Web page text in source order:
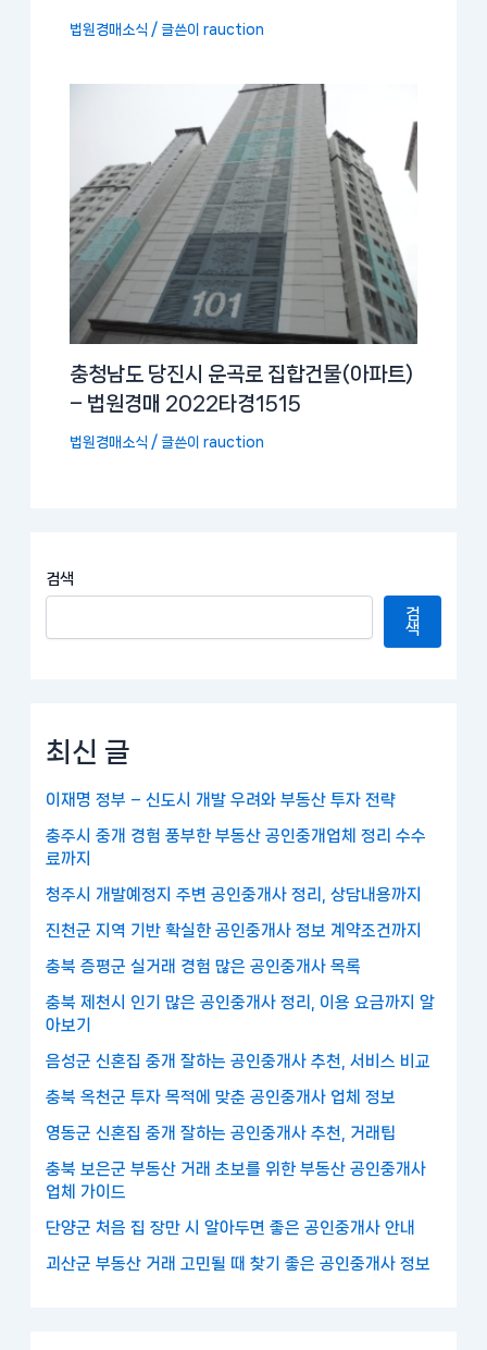
검색
검
색
최신 글
이재명 정부 – 신도시 개발 우려와 부동산 투자 전략
충주시 중개 경험 풍부한 부동산 공인중개업체 정리 수수
료까지
청주시 개발예정지 주변 공인중개사 정리, 상담내용까지
진천군 지역 기반 확실한 공인중개사 정보 계약조건까지
충북 증평군 실거래 경험 많은 공인중개사 목록
충북 제천시 인기 많은 공인중개사 정리, 이용 요금까지 알
아보기
음성군 신혼집 중개 잘하는 공인중개사 추천, 서비스 비교
충북 옥천군 투자 목적에 맞춘 공인중개사 업체 정보
영동군 신혼집 중개 잘하는 공인중개사 추천, 거래팁
충북 보은군 부동산 거래 초보를 위한 부동산 공인중개사
업체 가이드
단양군 처음 집 장만 시 알아두면 좋은 공인중개사 안내
괴산군 부동산 거래 고민될 때 찾기 좋은 공인중개사 정보
법원경매소식 / 글쓴이rauction
충청남도 당진시 운곡로 집합건물(아파트)
– 법원경매 2022타경1515
법원경매소식 / 글쓴이rauction